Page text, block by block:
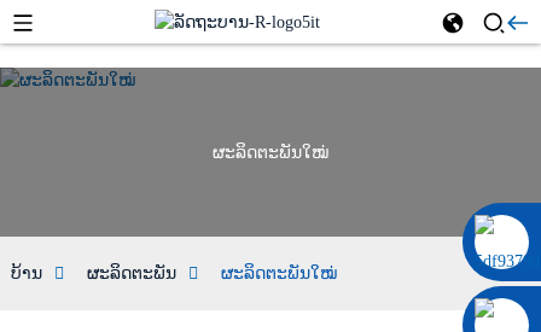
0086 13322920697
ຜະລິດຕະພັນໃໝ່
ບ້ານ ຜະລິດຕະພັນ ຜະລິດຕະພັນໃໝ່